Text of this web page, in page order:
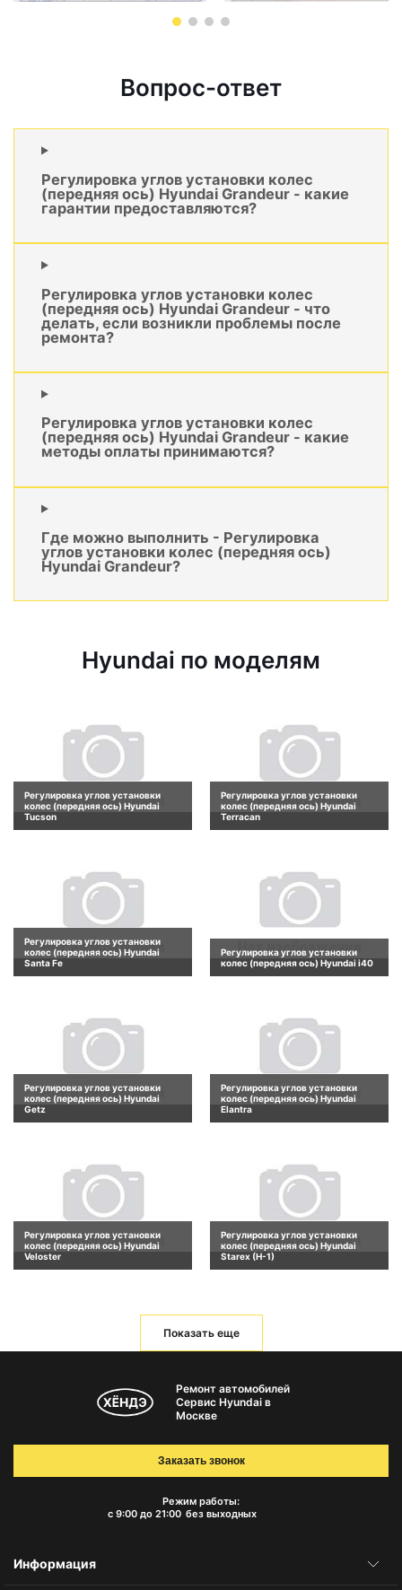
Вопрос-ответ
Регулировка углов установки колес
(передняя ось) Hyundai Grandeur - какие
гарантии предоставляются?
Регулировка углов установки колес
(передняя ось) Hyundai Grandeur - что
делать, если возникли проблемы после
ремонта?
Регулировка углов установки колес
(передняя ось) Hyundai Grandeur - какие
методы оплаты принимаются?
Где можно выполнить - Регулировка
углов установки колес (передняя ось)
Hyundai Grandeur?
Hyundai по моделям
Регулировка углов установки
колес (передняя ось) Hyundai
Tucson
Регулировка углов установки
колес (передняя ось) Hyundai
Terracan
Регулировка углов установки
колес (передняя ось) Hyundai
Santa Fe
Регулировка углов установки
колес (передняя ось) Hyundai i40
Регулировка углов установки
колес (передняя ось) Hyundai
Getz
Регулировка углов установки
колес (передняя ось) Hyundai
Elantra
Регулировка углов установки
колес (передняя ось) Hyundai
Veloster
Регулировка углов установки
колес (передняя ось) Hyundai
Starex (H-1)
Показать еще
Ремонт автомобилей
Сервис Hyundai в
Москве
Режим работы:
с 9:00 до 21:00 без выходных
Заказать звонок
Информация